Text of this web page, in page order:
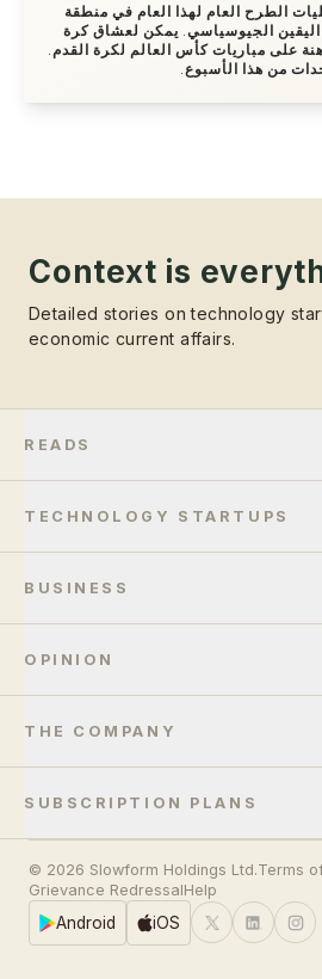
الطرح العام لهذا العام في منطقة
الجيوسياسي. يمكن لعشاق كرة
على مباريات كأس العالم لكرة القدم.
من هذا الأسبوع.
Context is
Detailed stories on technology
economic current affairs.
READS
TECHNOLOGY STARTUPS
BUSINESS
OPINION
THE COMPANY
SUBSCRIPTION PLANS
© 2026 Slowform Holdings Ltd.Terms
Grievance RedressalHelp
Android iOS